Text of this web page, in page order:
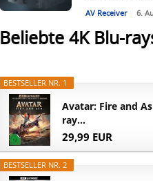
AV Receiver 6.
Beliebte 4K Blu-
BESTSELLER NR. 1
Avatar: Fire and
ray...
29,99 EUR
BESTSELLER NR. 2